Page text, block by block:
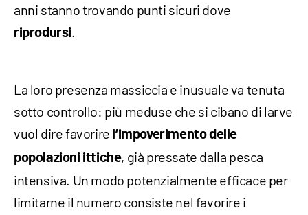
anni stanno trovando punti sicuri dove
riprodursi.
La loro presenza massiccia e inusuale va tenuta
sotto controllo: più meduse che si cibano di larve
vuol dire favorire l’impoverimento delle
popolazioni ittiche, già pressate dalla pesca
intensiva. Un modo potenzialmente efficace per
limitarne il numero consiste nel favorire i